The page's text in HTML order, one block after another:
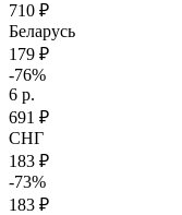
710 ₽
Беларусь
179 ₽
-76%
6 р.
691 ₽
СНГ
183 ₽
-73%
183 ₽